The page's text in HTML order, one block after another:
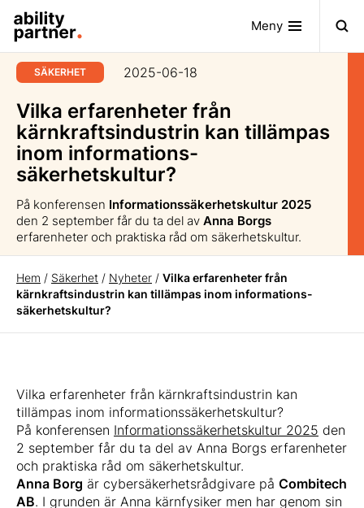
Meny
SÄKERHET 2025-06-18
Vilka erfarenheter från
kärnkraftsindustrin kan tillämpas
inom informations-
säkerhetskultur?
På konferensen Informationssäkerhetskultur 2025
den 2 september får du ta del av Anna Borgs
erfarenheter och praktiska råd om säkerhetskultur.
Hem / Säkerhet / Nyheter / Vilka erfarenheter från
kärnkraftsindustrin kan tillämpas inom informations-
säkerhetskultur?
Vilka erfarenheter från kärnkraftsindustrin kan
tillämpas inom informationssäkerhetskultur?
På konferensen Informationssäkerhetskultur 2025 den
2 september får du ta del av Anna Borgs erfarenheter
och praktiska råd om säkerhetskultur.
Anna Borg är cybersäkerhetsrådgivare på Combitech
AB. I grunden är Anna kärnfysiker men har genom sin